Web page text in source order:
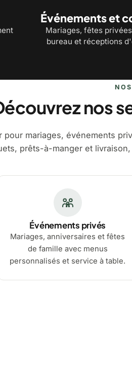
Événements et
Mariages, fêtes
bureau et réceptions
nos
pour mariages, événements
prêts-à-manger et
Événements privés
Mariages, anniversaires et fêtes
de famille avec menus
personnalisés et service à table.